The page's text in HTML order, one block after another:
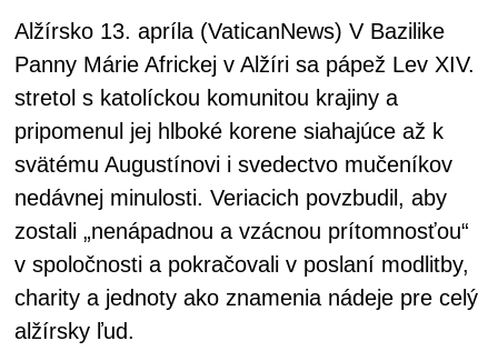
Alžírsko 13. apríla (VaticanNews) V Bazilike
Panny Márie Africkej v Alžíri sa pápež Lev XIV.
stretol s katolíckou komunitou krajiny a
pripomenul jej hlboké korene siahajúce až k
svätému Augustínovi i svedectvo mučeníkov
nedávnej minulosti. Veriacich povzbudil, aby
zostali „nenápadnou a vzácnou prítomnosťou“
v spoločnosti a pokračovali v poslaní modlitby,
charity a jednoty ako znamenia nádeje pre celý
alžírsky ľud.